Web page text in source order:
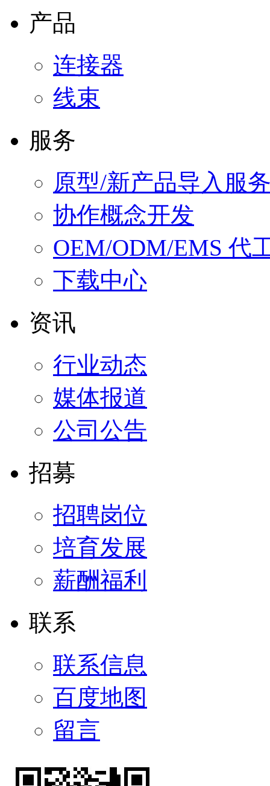
产品
连接器
线束
服务
原型/新产品导入服
协作概念开发
OEM/ODM/EMS 代
下载中心
资讯
行业动态
媒体报道
公司公告
招募
招聘岗位
培育发展
薪酬福利
联系
联系信息
百度地图
留言